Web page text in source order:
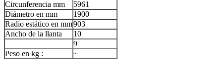
Circunferencia mm
5961
Diámetro en mm
1900
Radio estático en mm903
Ancho de la llanta
10
9
Peso en kg :
~